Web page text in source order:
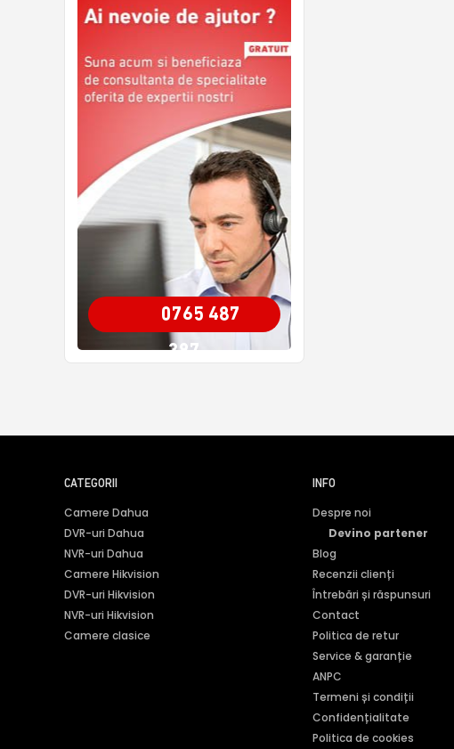
0765 487
387
CATEGORII
Camere Dahua
DVR-uri Dahua
NVR-uri Dahua
Camere Hikvision
DVR-uri Hikvision
NVR-uri Hikvision
Camere clasice
INFO
Despre noi
Devino partener
Blog
Recenzii clienți
Întrebări și răspunsuri
Contact
Politica de retur
Service & garanție
ANPC
Termeni și condiții
Confidențialitate
Politica de cookies